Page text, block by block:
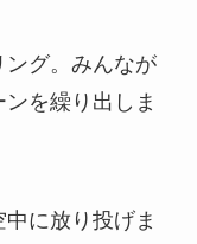
グ。みんなが
を繰り出しま
に放り投げま